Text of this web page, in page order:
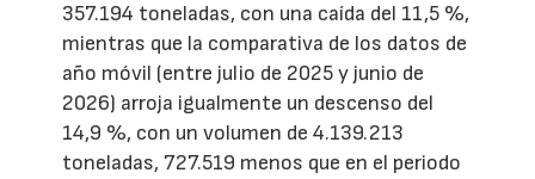
357.194 toneladas, con una caída del 11,5 %,
mientras que la comparativa de los datos de
año móvil (entre julio de 2025 y junio de
2026) arroja igualmente un descenso del
14,9 %, con un volumen de 4.139.213
toneladas, 727.519 menos que en el periodo